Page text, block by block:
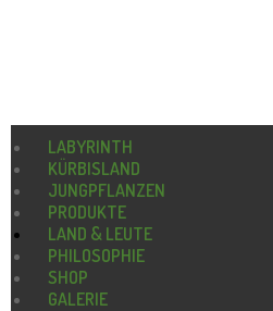
LABYRINTH
KÜRBISLAND
JUNGPFLANZEN
PRODUKTE
LAND & LEUTE
PHILOSOPHIE
SHOP
GALERIE